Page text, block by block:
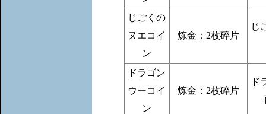
じごくの
ヌエコイ
ン
炼金：2枚碎片
じ
ドラゴン
ウーコイ
ン
炼金：2枚碎片
ド